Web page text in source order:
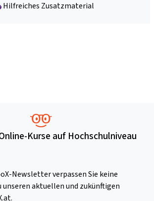
Hilfreiches Zusatzmaterial
Kurse auf Hochschulniveau
Newsletter verpassen Sie keine
unseren aktuellen und zukünftigen